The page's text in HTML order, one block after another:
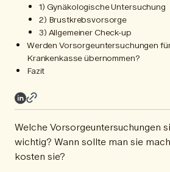
1) Gynäkologische Untersuchung
2) Brustkrebsvorsorge
3) Allgemeiner Check-up
Werden Vorsorgeuntersuchungen
Krankenkasse übernommen?
Fazit
Welche Vorsorgeuntersuchungen
wichtig? Wann sollte man sie
kosten sie?